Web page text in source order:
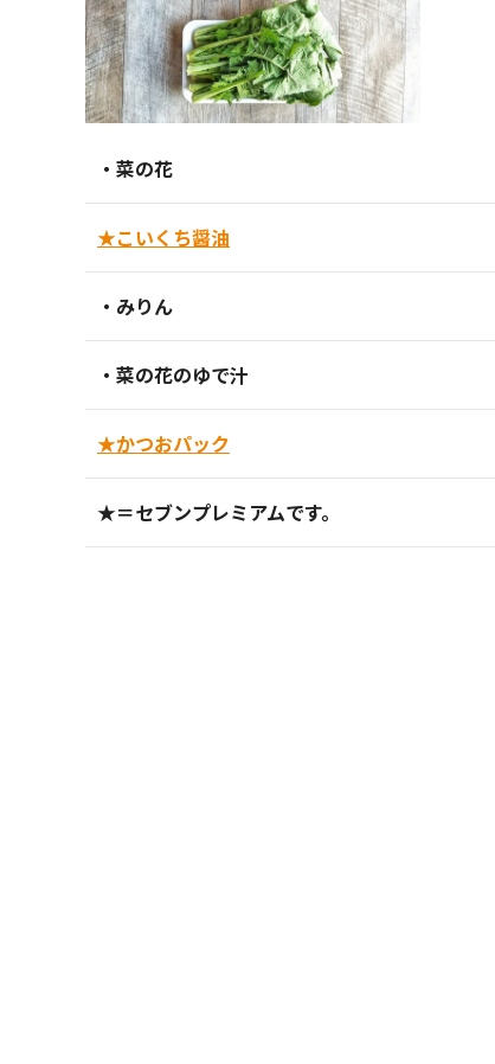
・菜の花
★こいくち醤油
・みりん
・菜の花のゆで汁
★かつおパック
★＝セブンプレミアムです。